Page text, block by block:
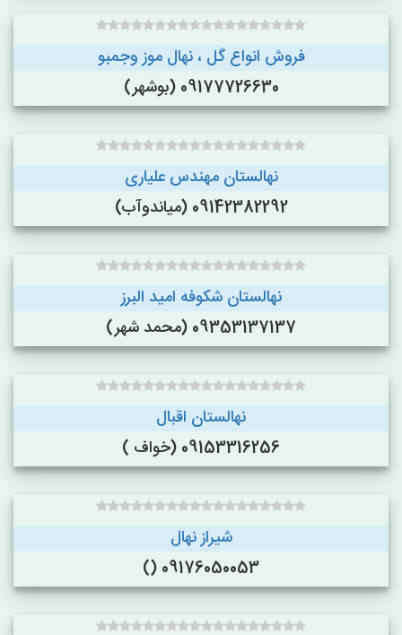
فروش انواع گل ، نهال موز وجمبو
09177726630 (بوشهر)
نهالستان مهندس علیاری
09142382292 (میاندوآب)
نهالستان شکوفه امید البرز
09353137137 (محمد شهر)
نهالستان اقبال
09153316256 (خواف )
شیراز نهال
09176050053 ()